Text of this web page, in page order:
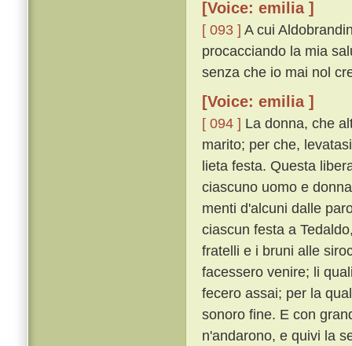
[Voice: emilia ]
[ 093 ] A cui
procacciando la mia
senza che io mai nol
[Voice: emilia ]
[ 094 ] La donna, che
marito; per che,
lieta festa. Questa
ciascuno uomo e
menti d'alcuni dalle
ciascun festa a
fratelli e i bruni alle
facessero venire; li
fecero assai; per la
sonoro fine. E con
n'andarono, e quivi la